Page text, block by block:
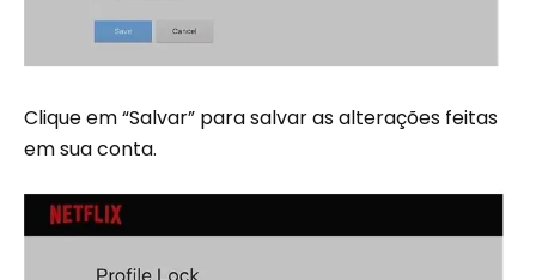
Clique em “Salvar” para salvar as alterações feitas
em sua conta.